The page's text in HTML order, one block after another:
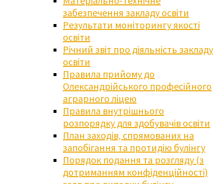
забезпечення закладу освіти
Результати моніторингу якості
освіти
Річний звіт про діяльність закладу
освіти
Правила прийому до
Олександрійського професійного
аграрного ліцею
Правила внутрішнього
розпорядку для здобувачів освіти
План заходів, спрямованих на
запобігання та протидію булінгу
Порядок подання та розгляду (з
дотриманням конфіденційності)